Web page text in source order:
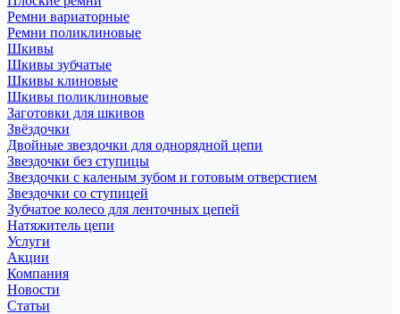
Ремни вариаторные
Ремни поликлиновые
Шкивы
Шкивы зубчатые
Шкивы клиновые
Шкивы поликлиновые
Заготовки для шкивов
Звёздочки
Двойные звездочки для однорядной цепи
Звездочки без ступицы
Звездочки с каленым зубом и готовым отверстием
Звездочки со ступицей
Зубчатое колесо для ленточных цепей
Натяжитель цепи
Услуги
Акции
Компания
Новости
Статьи